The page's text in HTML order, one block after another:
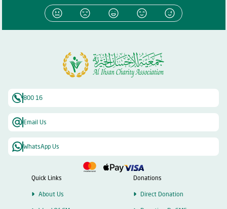
800 16
Email Us
WhatsApp Us
Quick Links
About Us
Donations
Direct Donation